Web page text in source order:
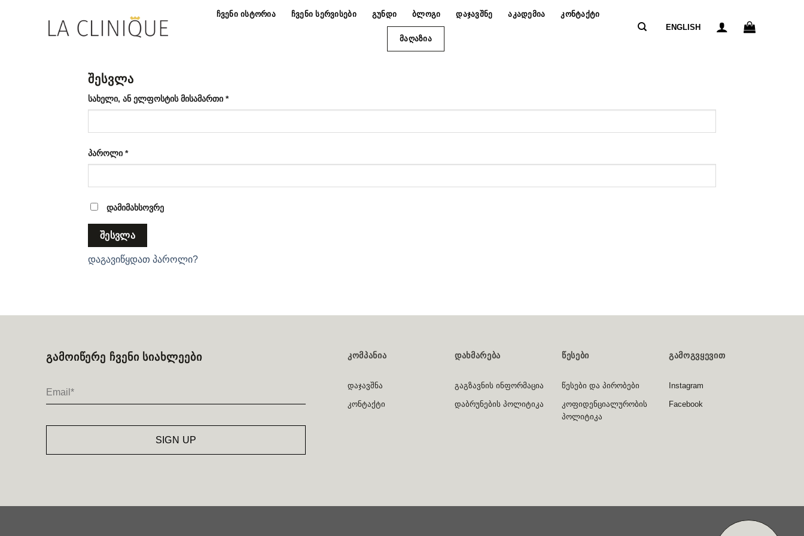
ᲩᲕᲔᲜᲘ ᲘᲡᲢᲝᲠᲘᲐ ᲩᲕᲔᲜᲘ ᲡᲔᲠᲕᲘᲡᲔᲑᲘ ᲒᲣᲜᲓᲘ ᲑᲚᲝᲒᲘ ᲓᲐᲯᲐᲕᲨᲜᲔ ᲐᲙᲐᲓᲔᲛᲘᲐ ᲙᲝᲜᲢᲐᲥᲢᲘ
ᲛᲐᲦᲐᲖᲘᲐ
ENGLISH
ᲨᲔᲡᲕᲚᲐ
სახელი, ან ელფოსტის მისამართი*სავალდებულო
პაროლი*სავალდებულო
დამიმახსოვრე
ᲨᲔᲡᲕᲚᲐ
დაგავიწყდათ პაროლი?
ᲒᲐᲛᲝᲘᲬᲔᲠᲔ ᲩᲕᲔᲜᲘ ᲡᲘᲐᲮᲚᲔᲔᲑᲘ ᲙᲝᲛᲞᲐᲜᲘᲐ
დაჯავშნა
კონტაქტი
ᲓᲐᲮᲛᲐᲠᲔᲑᲐ
გაგზავნის ინფორმაცია
დაბრუნების პოლიტიკა
ᲬᲔᲡᲔᲑᲘ
წესები და პირობები
კოფიდენციალურობის
პოლიტიკა
ᲒᲐᲛᲝᲒᲕᲧᲔᲕᲘᲗ
Instagram
Facebook